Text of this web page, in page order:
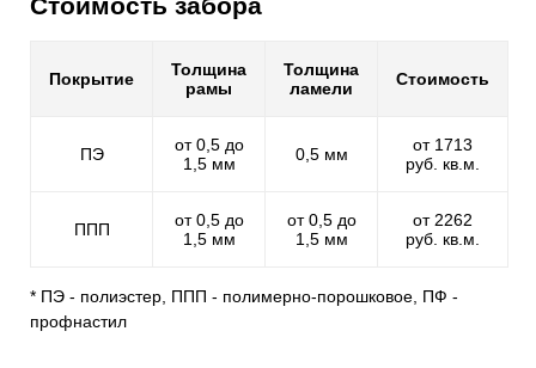
Покрытие
Толщина
рамы
Толщина
ламели
Стоимость
ПЭ
от 0,5 до
1,5 мм
0,5 мм
от 1713
руб. кв.м.
ППП
от 0,5 до
1,5 мм
от 0,5 до
1,5 мм
от 2262
руб. кв.м.
* ПЭ - полиэстер, ППП - полимерно-порошковое, ПФ -
профнастил